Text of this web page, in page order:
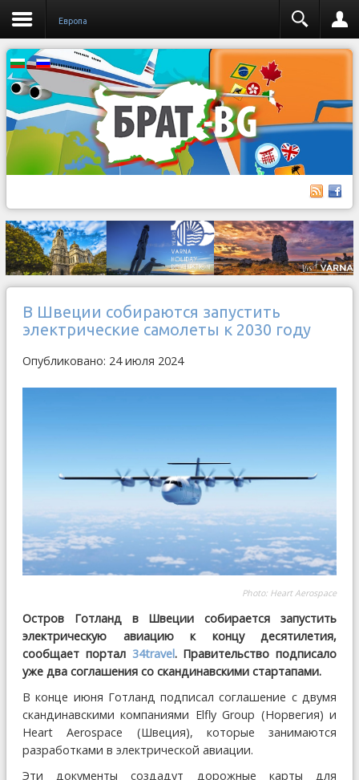
Европа
В Швеции собираются запустить
электрические самолеты к 2030 году
Опубликовано: 24 июля 2024
Photo: Heart Aerospace
Остров Готланд в Швеции собирается запустить
электрическую авиацию к концу десятилетия,
сообщает портал 34travel. Правительство подписало
уже два соглашения со скандинавскими стартапами.
В конце июня Готланд подписал соглашение с двумя
скандинавскими компаниями Elfly Group (Норвегия) и
Heart Aerospace (Швеция), которые занимаются
разработками в электрической авиации.
Эти документы создадут дорожные карты для